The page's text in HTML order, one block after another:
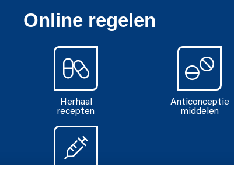
Online regelen
Herhaal
recepten
Anticonceptie
middelen